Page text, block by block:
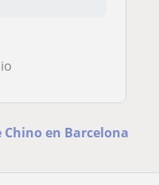
Chino en Barcelona